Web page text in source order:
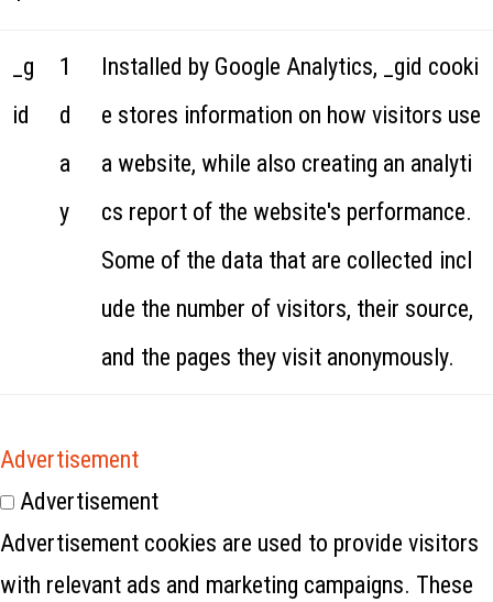
_g
id
1
d
a
y
Installed by Google Analytics, _gid cooki
e stores information on how visitors use
a website, while also creating an analyti
cs report of the website's performance.
Some of the data that are collected incl
ude the number of visitors, their source,
and the pages they visit anonymously.
Advertisement
Advertisement
Advertisement cookies are used to provide visitors
with relevant ads and marketing campaigns. These